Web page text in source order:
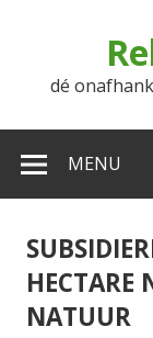
dé
MENU
HECTARE
NATUUR